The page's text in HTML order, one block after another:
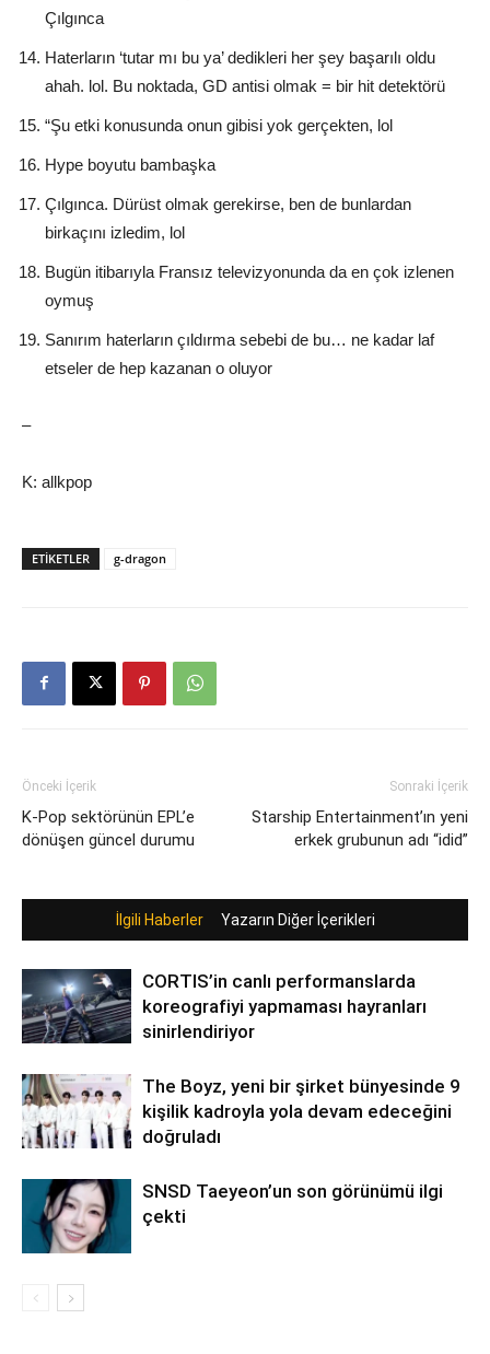
Çılgınca
Haterların ‘tutar mı bu ya’ dedikleri her şey başarılı oldu
ahah. lol. Bu noktada, GD antisi olmak = bir hit detektörü
“Şu etki konusunda onun gibisi yok gerçekten, lol
Hype boyutu bambaşka
Çılgınca. Dürüst olmak gerekirse, ben de bunlardan
birkaçını izledim, lol
Bugün itibarıyla Fransız televizyonunda da en çok izlenen
oymuş
Sanırım haterların çıldırma sebebi de bu… ne kadar laf
etseler de hep kazanan o oluyor
–
K: allkpop
ETIKETLER g-dragon
Önceki İçerik
K-Pop sektörünün EPL’e
dönüşen güncel durumu
Sonraki İçerik
Starship Entertainment’ın yeni
erkek grubunun adı “idid”
İlgili Haberler Yazarın Diğer İçerikleri
CORTIS’in canlı performanslarda
koreografiyi yapmaması hayranları
sinirlendiriyor
The Boyz, yeni bir şirket bünyesinde 9
kişilik kadroyla yola devam edeceğini
doğruladı
SNSD Taeyeon’un son görünümü ilgi
çekti